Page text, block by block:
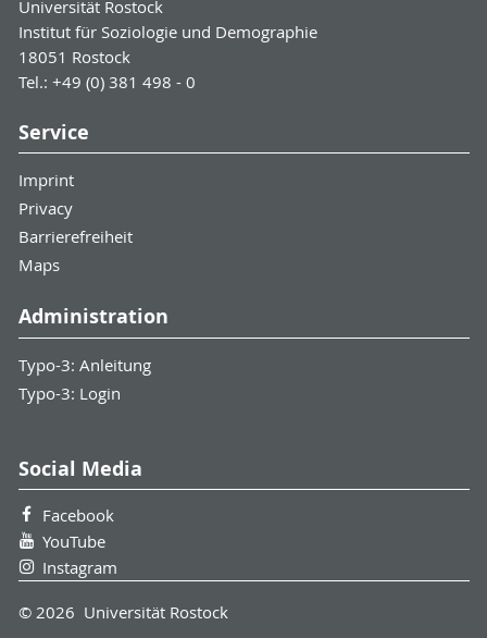
Universität Rostock
Institut für Soziologie und Demographie
18051 Rostock
Tel.: +49 (0) 381 498 - 0
Service
Imprint
Privacy
Barrierefreiheit
Maps
Administration
Typo-3: Anleitung
Typo-3: Login
Social Media
Facebook
YouTube
Instagram
© 2026 Universität Rostock